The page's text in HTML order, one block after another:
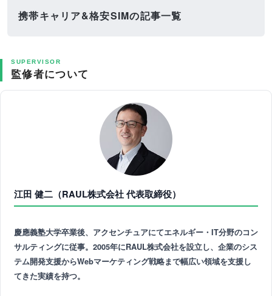
携帯キャリア&格安SIMの記事一覧
SUPERVISOR
監修者について
江田 健二（RAUL株式会社 代表取締役）
慶應義塾大学卒業後、アクセンチュアにてエネルギー・IT分野のコン
サルティングに従事。2005年にRAUL株式会社を設立し、企業のシス
テム開発支援からWebマーケティング戦略まで幅広い領域を支援し
てきた実績を持つ。